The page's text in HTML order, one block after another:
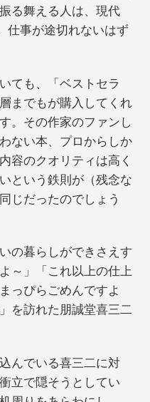
る舞える人は、現代
仕事が途切れないはず
ても、「ベストセラ
までもが購入してくれ
。その作家のファンし
ない本、プロからしか
容のクオリティは高く
という鉄則が（残念な
じだったのでしょう
の暮らしができさえす
～」「これ以上の仕上
っぴらごめんですよ
を訪れた朋誠堂喜三二
んでいる喜三二に対
立で隠そうとしてい